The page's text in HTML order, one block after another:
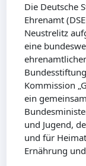
Die Deutsche
Ehrenamt
Neustrelitz
eine
Kommission
ein
und Jugend,
und für
Ernährung